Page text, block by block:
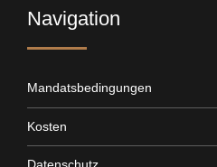
Navigation
Mandatsbedingungen
Kosten